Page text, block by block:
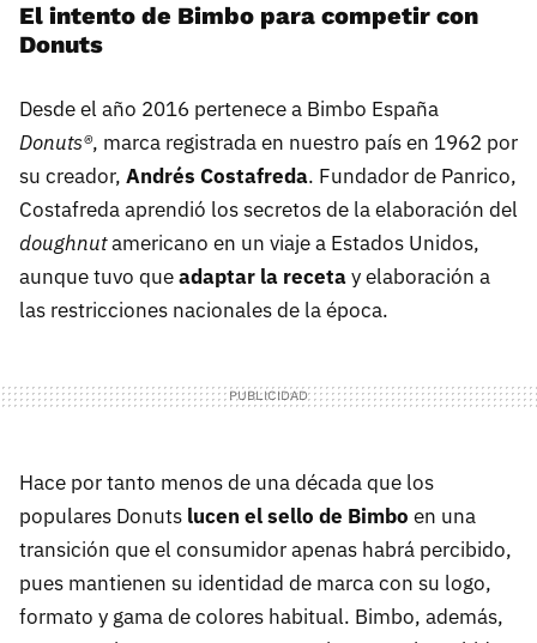
El intento de Bimbo para competir con
Donuts
Desde el año 2016 pertenece a Bimbo España
Donuts®, marca registrada en nuestro país en 1962 por
su creador, Andrés Costafreda. Fundador de Panrico,
Costafreda aprendió los secretos de la elaboración del
doughnutamericano en un viaje a Estados Unidos,
aunque tuvo queadaptar la recetay elaboración a
las restricciones nacionales de la época.
Hace por tanto menos de una década que los
populares Donuts lucen el sello de Bimbo en una
transición que el consumidor apenas habrá percibido,
pues mantienen su identidad de marca con su logo,
formato y gama de colores habitual. Bimbo, además,